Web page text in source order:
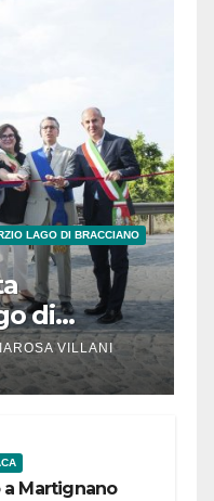
LAGO DI BRACCIANO
di
VILLANI
Martignano